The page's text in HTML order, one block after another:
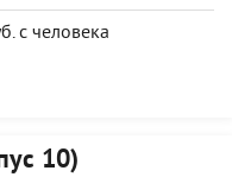
с человека
10)